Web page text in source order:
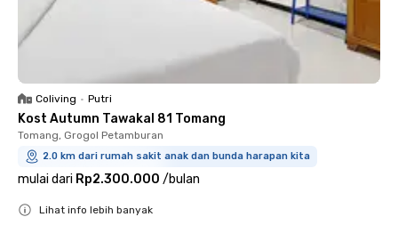
Coliving • Putri
Kost Autumn Tawakal 81 Tomang
Tomang, Grogol Petamburan
2.0 km dari rumah sakit anak dan bunda harapan kita
mulai dari Rp2.300.000 /bulan
Lihat info lebih banyak